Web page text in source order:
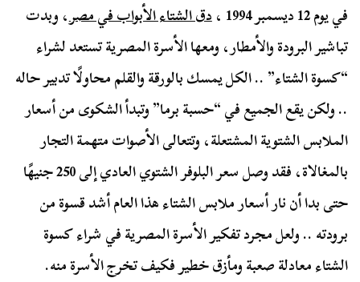
في يوم12ديسمبر1994 ،دق الشتاء الأبواب في مصر، وبدت
تباشير البرودة والأمطار، ومعها الأسرة المصرية تستعد لشراء
“كسوة الشتاء” .. الكل يمسك بالورقة والقلم محاولًا تدبير حاله
.. ولكن يقع الجميع في “حسبة برما” وتبدأ الشكوى من أسعار
الملابس الشتوية المشتعلة، وتتعالى الأصوات متهمة التجار
بالمغالاة، فقد وصل سعر البلوفر الشتوي العادي إلى 250 جنيهًا
حتى بدا أن نار أسعار ملابس الشتاء هذا العام أشد قسوة من
برودته .. ولعل مجرد تفكير الأسرة المصرية في شراء كسوة
الشتاء معادلة صعبة ومأزق خطير فكيف تخرج الأسرة منه.